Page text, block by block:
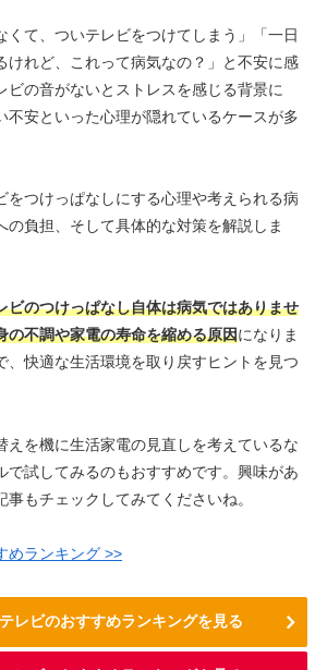
くて、ついテレビをつけてしまう」「一日
けれど、これって病気なの？」と不安に感
ビの音がないとストレスを感じる背景に
不安といった心理が隠れているケースが多
をつけっぱなしにする心理や考えられる病
の負担、そして具体的な対策を解説しま
ビのつけっぱなし自体は病気ではありませ
の不調や家電の寿命を縮める原因になりま
、快適な生活環境を取り戻すヒントを見つ
えを機に生活家電の見直しを考えているな
で試してみるのもおすすめです。興味があ
もチェックしてみてくださいね。
めランキング >>
レビのおすすめランキングを見る